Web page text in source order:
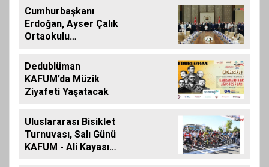
Tamamlandı
Cumhurbaşkanı
Erdoğan, Ayser Çalık
Ortaokulu
Aileleriyle Bir Araya
Geldi
Dedublüman
KAFUM’da Müzik
Ziyafeti Yaşatacak
Uluslararası Bisiklet
Turnuvası, Salı Günü
KAFUM - Ali Kayası